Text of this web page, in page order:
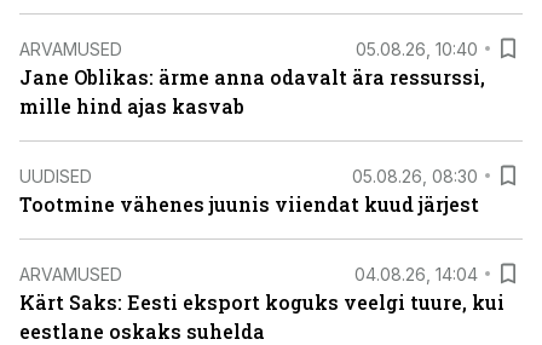
ARVAMUSED 05.08.26, 10:40
Jane Oblikas: ärme anna odavalt ära ressurssi,
mille hind ajas kasvab
UUDISED 05.08.26, 08:30
Tootmine vähenes juunis viiendat kuud järjest
ARVAMUSED 04.08.26, 14:04
Kärt Saks: Eesti eksport koguks veelgi tuure, kui
eestlane oskaks suhelda